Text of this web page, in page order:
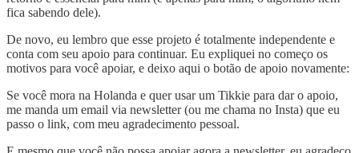
fica sabendo dele).
De novo, eu lembro que esse projeto é totalmente independente e
conta com seu apoio para continuar. Eu expliquei no começo os
motivos para você apoiar, e deixo aqui o botão de apoio novamente:
Se você mora na Holanda e quer usar um Tikkie para dar o apoio,
me manda um email via newsletter (ou me chama no Insta) que eu
passo o link, com meu agradecimento pessoal.